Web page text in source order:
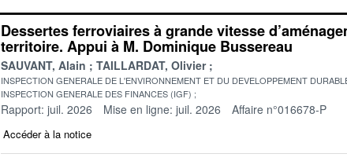
Dessertes ferroviaires à grande vitesse
territoire. Appui à M. Dominique Bussereau
SAUVANT, Alain TAILLARDAT, Olivier
INSPECTION GENERALE DE L'ENVIRONNEMENT ET DU DEVELOPPEMENT
INSPECTION GENERALE DES FINANCES (IGF)
Rapport: juil. 2026 Mise en ligne: juil. 2026 Affaire n°016678-P
Accéder à la notice